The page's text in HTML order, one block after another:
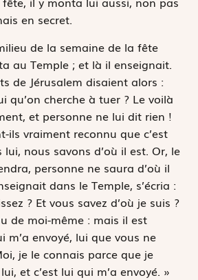
en secret.
de la semaine de la fête
au Temple ; et là il enseignait.
de Jérusalem disaient alors :
qu’on cherche à tuer ? Le voilà
et personne ne lui dit rien !
ils vraiment reconnu que c’est
nous savons d’où il est. Or, le
personne ne saura d’où il
dans le Temple, s’écria :
? Et vous savez d’où je suis ?
de moi-même : mais il est
m’a envoyé, lui que vous ne
je le connais parce que je
et c’est lui qui m’a envoyé. »